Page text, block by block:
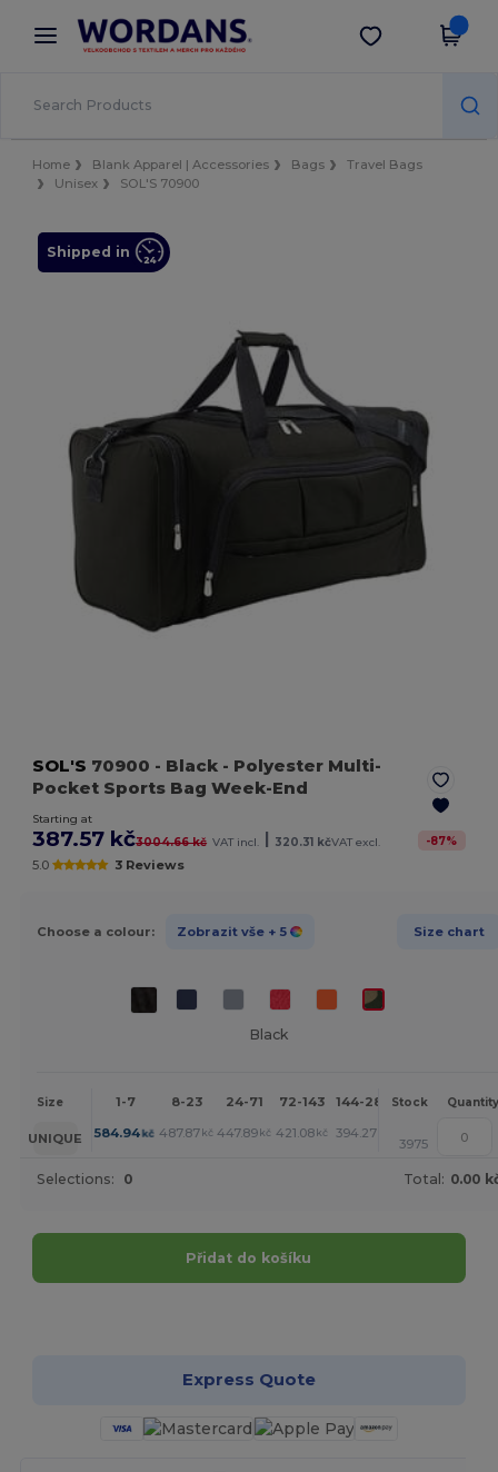
× Aplikace Wordans
Lepší ceny v aplikaci!
Stáhnout app
Home Blank Apparel | Accessories Bags
Travel Bags
Unisex
SOL'S 70900
Shipped in
SOL'S 70900 - Black - Polyester Multi-
Pocket Sports Bag Week-End
Starting at
387.57 kč3004.66 kč VAT incl. | 320.31 kčVAT excl. -87%
5.0 3 Reviews
Choose a colour: Zobrazit vše + 5 Size chart
Black
Size 1-7 8-23 24-71 72-143 144-287 288 + More
Stock Quantity
UNIQUE 584.94kč 487.87 kč 447.89 kč 421.08 kč 394.27
3975
Selections: 0 Total: 0.00
Přidat do košíku
Express Quote